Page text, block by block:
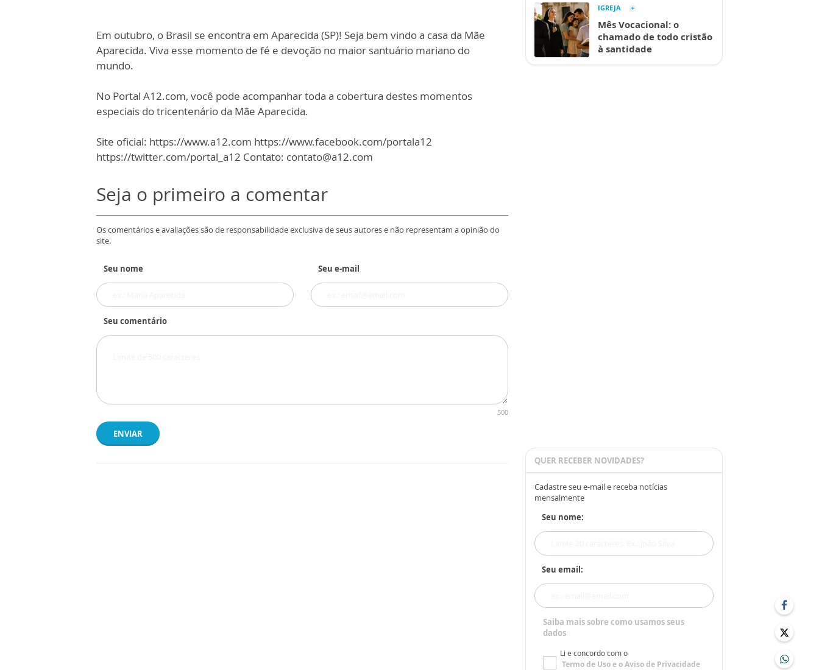
Em outubro, o Brasil se encontra em Aparecida (SP)! Seja bem vindo a casa da Mãe
Aparecida. Viva esse momento de fé e devoção no maior santuário mariano do
mundo.
No Portal A12.com, você pode acompanhar toda a cobertura destes momentos
especiais do tricentenário da Mãe Aparecida.
Site oficial: https://www.a12.com https://www.facebook.com/portala12
https://twitter.com/portal_a12 Contato: contato@a12.com
Seja o primeiro a comentar
Os comentários e avaliações são de responsabilidade exclusiva de seus autores e não representam a opinião do
site.
Seu nome Seu e-mail
Seu comentário
500
ENVIAR
IGREJA
Mês Vocacional: o
chamado de todo cristão
à santidade
QUER RECEBER NOVIDADES?
Cadastre seu e-mail e receba notícias
mensalmente
Seu nome:
Seu email:
Saiba mais sobre como usamos seus
dados
Li e concordo com o
Termo de Usoe oAviso de Privacidade